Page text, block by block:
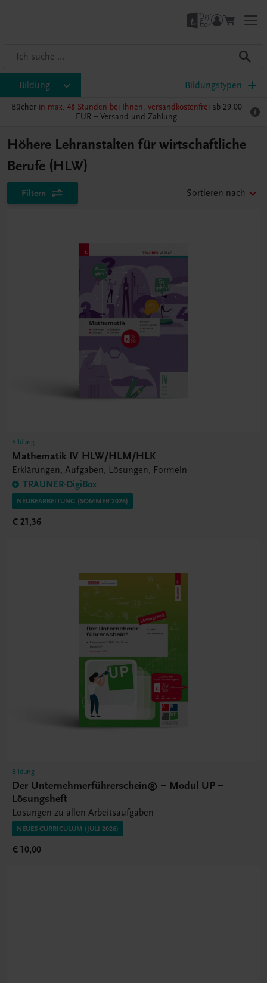
Bildung Bildungstypen
Bücher in max. 48 Stunden bei Ihnen, versandkostenfrei ab 29,00
EUR – Versand und Zahlung
Höhere Lehranstalten für wirtschaftliche
Berufe (HLW)
Filtern Sortieren nach
Bildung
Mathematik IV HLW/HLM/HLK
Erklärungen, Aufgaben, Lösungen, Formeln
TRAUNER-DigiBox
NEUBEARBEITUNG (SOMMER 2026)
€ 21,36
Bildung
Der Unternehmerführerschein® – Modul UP –
Lösungsheft
Lösungen zu allen Arbeitsaufgaben
NEUES CURRICULUM (JULI 2026)
€ 10,00